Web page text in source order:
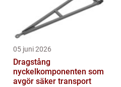
05 juni 2026
Dragstång
nyckelkomponenten som
avgör säker transport